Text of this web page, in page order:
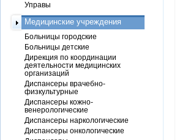
Управы
Медицинские учреждения
Больницы городские
Больницы детские
Дирекция по координации
деятельности медицинских
организаций
Диспансеры врачебно-
физкультурные
Диспансеры кожно-
венерологические
Диспансеры наркологические
Диспансеры онкологические